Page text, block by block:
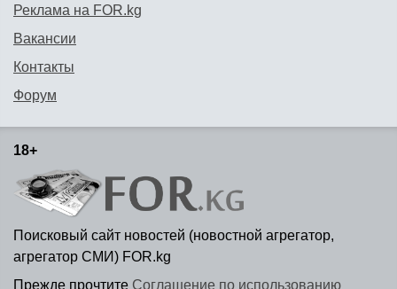
Реклама на FOR.kg
Вакансии
Контакты
Форум
18+
Поисковый сайт новостей (новостной агрегатор,
агрегатор СМИ) FOR.kg
Прежде прочтите Соглашение по использованию